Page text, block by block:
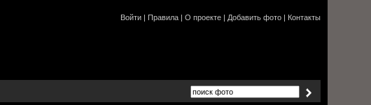
Войти | Правила | О проекте | Добавить фото | Контакты